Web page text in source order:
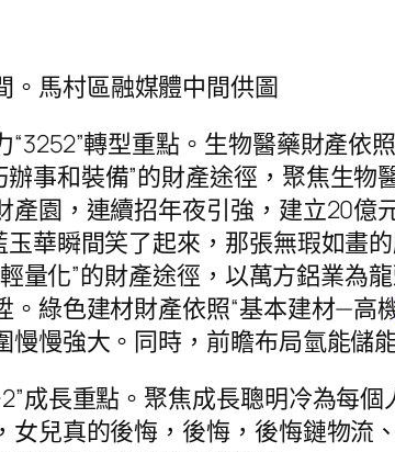
。馬村區融媒體中間供圖
“3252”轉型重點。生物醫藥財產
辦事和裝備”的財產途徑，聚焦生
產園，連續招年夜引強，建立20
華瞬間笑了起來，那張無瑕如畫
量化”的財產途徑，以萬方鋁業為
。綠色建材財產依照“基本建材—高
慢慢強大。同時，前瞻布局氫能儲
成長重點。聚焦成長聰明冷為每
女兒真的後悔，後悔，後悔鏈物